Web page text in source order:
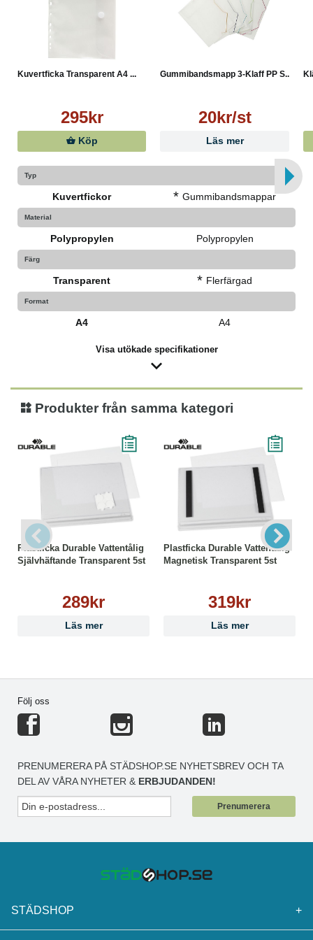
Kuvertficka Transparent A4 ...
295kr
Köp
Gummibandsmapp 3-Klaff PP S...
20kr/st
Läs mer
Typ
Kuvertfickor * Gummibandsmappar
Material
Polypropylen Polypropylen
Färg
Transparent * Flerfärgad
Format
A4 A4
Visa utökade specifikationer
Produkter från samma kategori
Plastficka Durable Vattentålig
Självhäftande Transparent 5st
289kr
Läs mer
Plastficka Durable Vattentålig
Magnetisk Transparent 5st
319kr
Läs mer
Följ oss
PRENUMERERA PÅ STÄDSHOP.SE NYHETSBREV OCH TA
DEL AV VÅRA NYHETER & ERBJUDANDEN!
Prenumerera
STÄDSHOP +